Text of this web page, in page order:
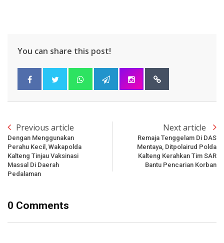
You can share this post!
Previous article
Dengan Menggunakan
Perahu Kecil, Wakapolda
Kalteng Tinjau Vaksinasi
Massal Di Daerah
Pedalaman
Next article
Remaja Tenggelam Di DAS
Mentaya, Ditpolairud Polda
Kalteng Kerahkan Tim SAR
Bantu Pencarian Korban
0 Comments